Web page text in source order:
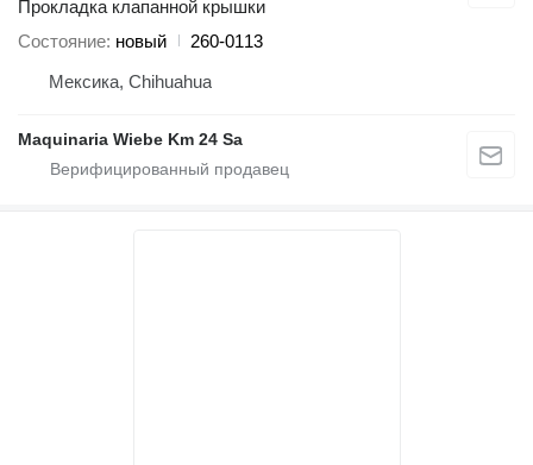
Прокладка клапанной крышки
Состояние новый
260-0113
Мексика, Chihuahua
Maquinaria Wiebe Km 24 Sa